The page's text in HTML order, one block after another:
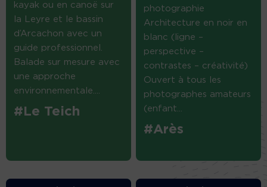
kayak ou en canoë sur
la Leyre et le bassin
d’Arcachon avec un
guide professionnel.
Balade sur mesure avec
une approche
environnementale....
#Le Teich
photographie
Architecture en noir en
blanc (ligne –
perspective –
contrastes – créativité)
Ouvert à tous les
photographes amateurs
(enfant...
#Arès